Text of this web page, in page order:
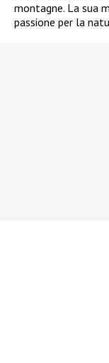
montagne. La sua
passione per la